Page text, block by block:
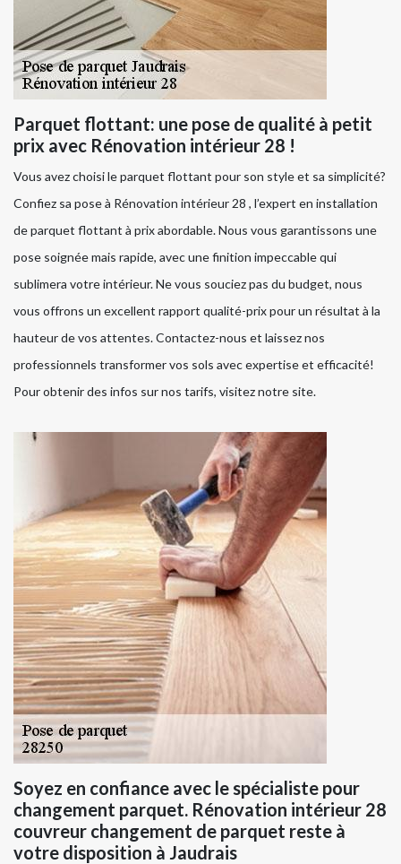
Parquet flottant: une pose de qualité à petit
prix avec Rénovation intérieur 28 !
Vous avez choisi le parquet flottant pour son style et sa simplicité?
Confiez sa pose à Rénovation intérieur 28 , l’expert en installation
de parquet flottant à prix abordable. Nous vous garantissons une
pose soignée mais rapide, avec une finition impeccable qui
sublimera votre intérieur. Ne vous souciez pas du budget, nous
vous offrons un excellent rapport qualité-prix pour un résultat à la
hauteur de vos attentes. Contactez-nous et laissez nos
professionnels transformer vos sols avec expertise et efficacité!
Pour obtenir des infos sur nos tarifs, visitez notre site.
Soyez en confiance avec le spécialiste pour
changement parquet. Rénovation intérieur 28
couvreur changement de parquet reste à
votre disposition à Jaudrais